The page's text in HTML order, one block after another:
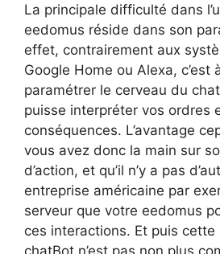
La principale difficulté dans
eedomus réside dans son
effet, contrairement aux
Google Home ou Alexa, c’est
paramétrer le cerveau du
puisse interpréter vos ordres
conséquences. L’avantage
vous avez donc la main sur
d’action, et qu’il n’y a pas
entreprise américaine par
serveur que votre eedomus
ces interactions. Et puis
chatBot n’est pas non plus